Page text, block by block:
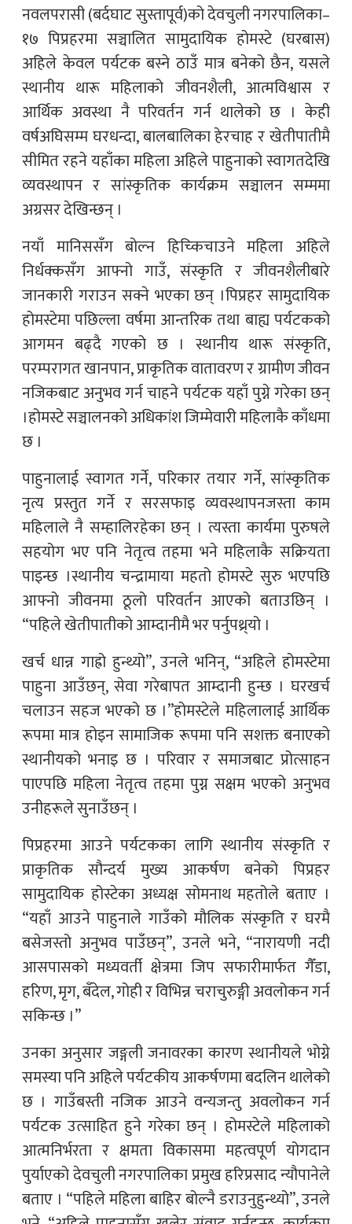
नवलपरासी (बर्दघाट सुस्तापूर्व)को देवचुली नगरपालिका–
१७ पिप्रहरमा सञ्चालित सामुदायिक होमस्टे (घरबास)
अहिले केवल पर्यटक बस्ने ठाउँ मात्र बनेको छैन, यसले
स्थानीय थारू महिलाको जीवनशैली, आत्मविश्वास र
आर्थिक अवस्था नै परिवर्तन गर्न थालेको छ । केही
वर्षअघिसम्म घरधन्दा, बालबालिका हेरचाह र खेतीपातीमै
सीमित रहने यहाँका महिला अहिले पाहुनाको स्वागतदेखि
व्यवस्थापन र सांस्कृतिक कार्यक्रम सञ्चालन सम्ममा
अग्रसर देखिन्छन् ।
नयाँ मानिससँग बोल्न हिच्किचाउने महिला अहिले
निर्धक्कसँग आफ्नो गाउँ, संस्कृति र जीवनशैलीबारे
जानकारी गराउन सक्ने भएका छन् ।पिप्रहर सामुदायिक
होमस्टेमा पछिल्ला वर्षमा आन्तरिक तथा बाह्य पर्यटकको
आगमन बढ्दै गएको छ । स्थानीय थारू संस्कृति,
परम्परागत खानपान, प्राकृतिक वातावरण र ग्रामीण जीवन
नजिकबाट अनुभव गर्न चाहने पर्यटक यहाँ पुग्ने गरेका छन्
।होमस्टे सञ्चालनको अधिकांश जिम्मेवारी महिलाकै काँधमा
छ ।
पाहुनालाई स्वागत गर्ने, परिकार तयार गर्ने, सांस्कृतिक
नृत्य प्रस्तुत गर्ने र सरसफाइ व्यवस्थापनजस्ता काम
महिलाले नै सम्हालिरहेका छन् । त्यस्ता कार्यमा पुरुषले
सहयोग भए पनि नेतृत्व तहमा भने महिलाकै सक्रियता
पाइन्छ ।स्थानीय चन्द्रामाया महतो होमस्टे सुरु भएपछि
आफ्नो जीवनमा ठूलो परिवर्तन आएको बताउछिन् ।
“पहिले खेतीपातीको आम्दानीमै भर पर्नुपथ्र्यो ।
खर्च धान्न गाह्रो हुन्थ्यो”, उनले भनिन्, “अहिले होमस्टेमा
पाहुना आउँछन्, सेवा गरेबापत आम्दानी हुन्छ । घरखर्च
चलाउन सहज भएको छ ।”होमस्टेले महिलालाई आर्थिक
रूपमा मात्र होइन सामाजिक रूपमा पनि सशक्त बनाएको
स्थानीयको भनाइ छ । परिवार र समाजबाट प्रोत्साहन
पाएपछि महिला नेतृत्व तहमा पुग्न सक्षम भएको अनुभव
उनीहरूले सुनाउँछन् ।
पिप्रहरमा आउने पर्यटकका लागि स्थानीय संस्कृति र
प्राकृतिक सौन्दर्य मुख्य आकर्षण बनेको पिप्रहर
सामुदायिक होस्टेका अध्यक्ष सोमनाथ महतोले बताए ।
“यहाँ आउने पाहुनाले गाउँको मौलिक संस्कृति र घरमै
बसेजस्तो अनुभव पाउँछन्”, उनले भने, “नारायणी नदी
आसपासको मध्यवर्ती क्षेत्रमा जिप सफारीमार्फत गैँडा,
हरिण, मृग, बँदेल, गोही र विभिन्न चराचुरुङ्गी अवलोकन गर्न
सकिन्छ ।”
उनका अनुसार जङ्गली जनावरका कारण स्थानीयले भोग्ने
समस्या पनि अहिले पर्यटकीय आकर्षणमा बदलिन थालेको
छ । गाउँबस्ती नजिक आउने वन्यजन्तु अवलोकन गर्न
पर्यटक उत्साहित हुने गरेका छन् । होमस्टेले महिलाको
आत्मनिर्भरता र क्षमता विकासमा महत्वपूर्ण योगदान
पुर्याएको देवचुली नगरपालिका प्रमुख हरिप्रसाद न्यौपानेले
बताए । “पहिले महिला बाहिर बोल्नै डराउनुहुन्थ्यो”, उनले